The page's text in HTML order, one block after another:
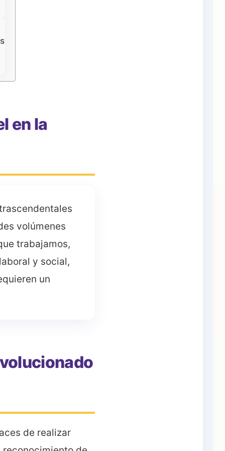
en la
volúmenes
trabajamos,
y social,
un
de realizar